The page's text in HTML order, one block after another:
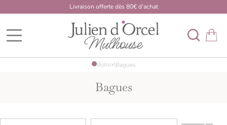
Livraison offerte dès 80€ d'achat
BDK Developpement Mulhouse
Bijoux\Bagues
Bagues